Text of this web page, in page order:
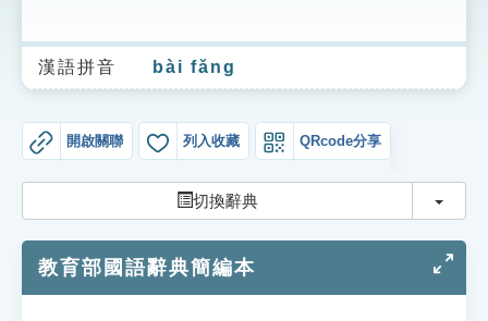
生字詞彙表
成語故事
索引選單
單字索引
漢語拼音 bài fǎng
開啟關聯 列入收藏 QRcode分享
切換辭典 切換
教育部國語辭典簡編本